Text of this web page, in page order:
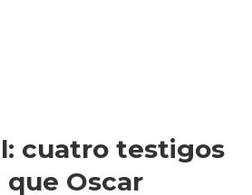
cuatro testigos
Oscar